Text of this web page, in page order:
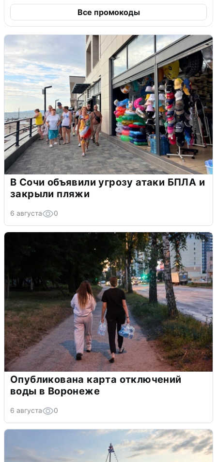
Все промокоды
В Сочи объявили угрозу атаки БПЛА и
закрыли пляжи
6 августа 0
Опубликована карта отключений
воды в Воронеже
6 августа 0